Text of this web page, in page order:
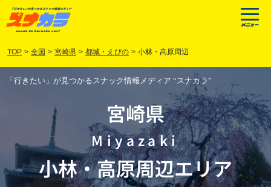
TOP > 全国 > 宮崎県 > 都城・えびの > 小林・高原周辺
「行きたい」が見つかるスナック情報メディア “スナカラ”
宮崎県
Miyazaki
小林・高原周辺エリア